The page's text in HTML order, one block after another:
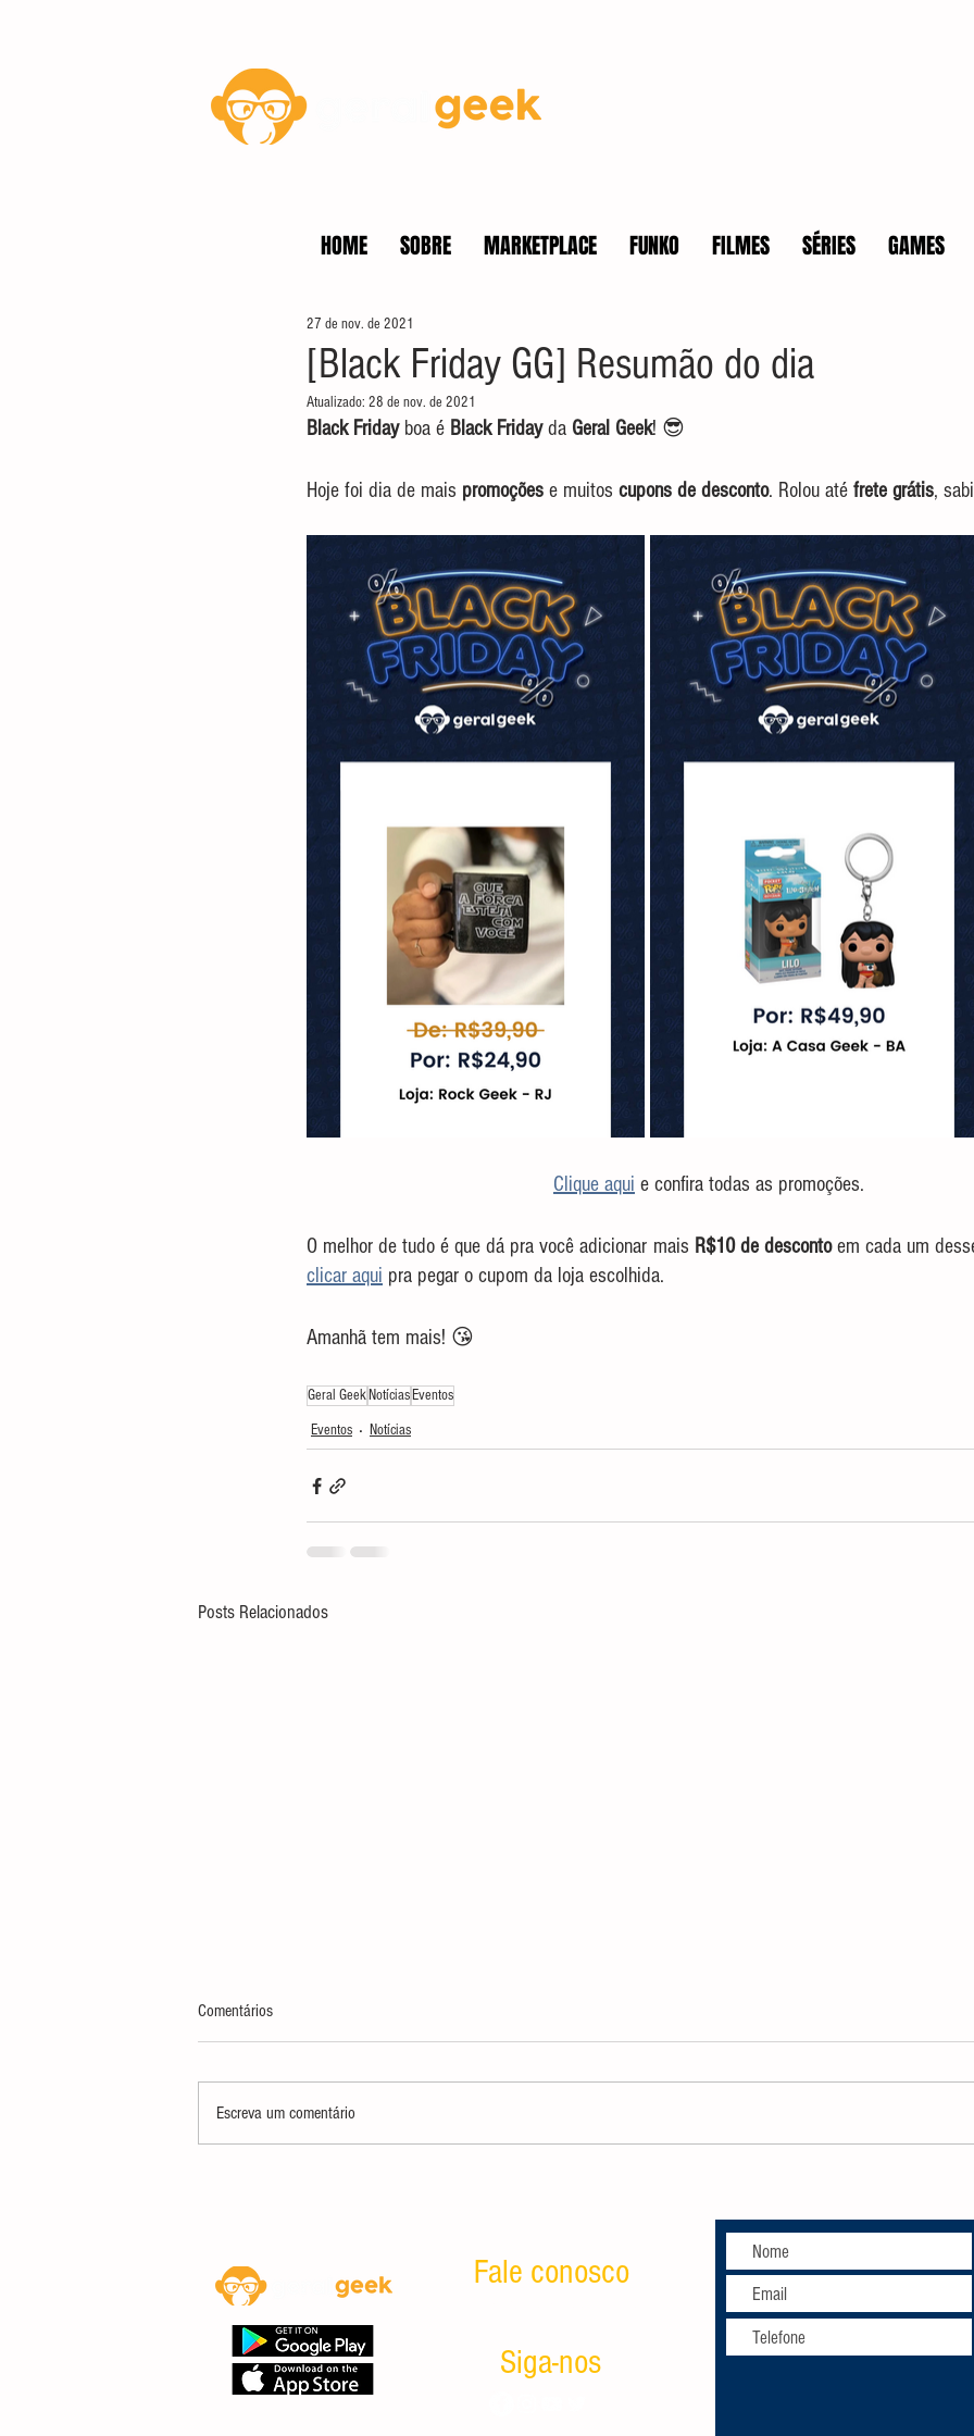
HOME SOBRE MARKETPLACE FUNKO FILMES SÉRIES GAMES
[Black Friday GG] Resumão do dia
27 de nov. de 2021
Atualizado: 28 de nov. de 2021
Black Friday boa é Black Friday da Geral Geek! 😎
Hoje foi dia de mais promoções e muitos cupons de desconto. Rolou até frete grátis,
Clique aqui e confira todas as promoções.
O melhor de tudo é que dá pra você adicionar mais R$10 de desconto
clicar aqui pra pegar o cupom da loja escolhida.
Amanhã tem mais! 😘
Geral Geek Notícias Eventos
Eventos
Notícias
Posts Relacionados
Comentários
Escreva um comentário
Fale conosco
Siga-nos